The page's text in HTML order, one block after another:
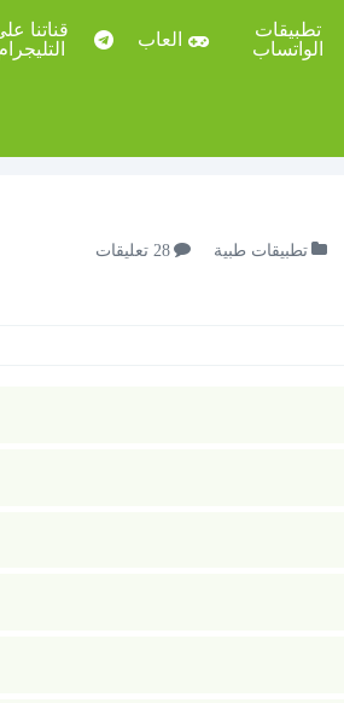
تطبيقات
الواتساب
العاب
قناتنا
تطبيقات طبية 28 تعليقات